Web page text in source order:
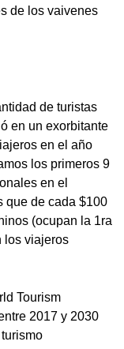
de los vaivenes
de turistas
en un exorbitante
en el año
los primeros 9
en el
que de cada $100
(ocupan la 1ra
los viajeros
Tourism
2017 y 2030